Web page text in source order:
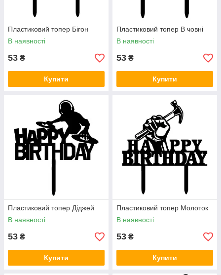
Пластиковий топер Бігон
В наявності
53 ₴
Купити
Пластиковий топер В човні
В наявності
53 ₴
Купити
Пластиковий топер Діджей
В наявності
53 ₴
Купити
Пластиковий топер Молоток
В наявності
53 ₴
Купити